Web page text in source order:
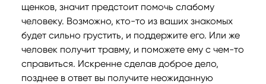
щенков, значит предстоит помочь слабому
человеку. Возможно, кто-то из ваших знакомых
будет сильно грустить, и поддержите его. Или же
человек получит травму, и поможете ему с чем-то
справиться. Искренне сделав доброе дело,
позднее в ответ вы получите неожиданную